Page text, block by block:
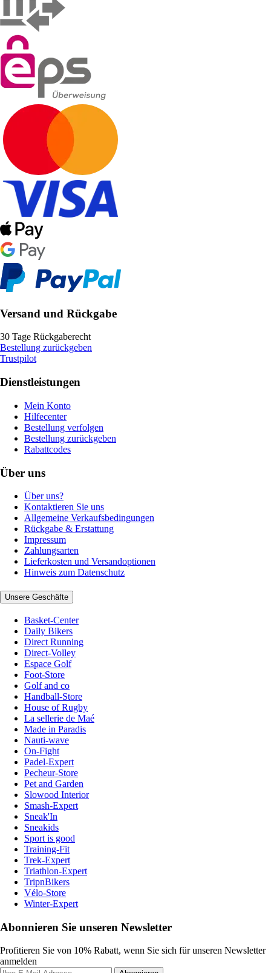
Versand und Rückgabe
30 Tage Rückgaberecht
Bestellung zurückgeben
Trustpilot
Dienstleistungen
Mein Konto
Hilfecenter
Bestellung verfolgen
Bestellung zurückgeben
Rabattcodes
Über uns
Über uns?
Kontaktieren Sie uns
Allgemeine Verkaufsbedingungen
Rückgabe & Erstattung
Impressum
Zahlungsarten
Lieferkosten und Versandoptionen
Hinweis zum Datenschutz
Unsere Geschäfte
Basket-Center
Daily Bikers
Direct Running
Direct-Volley
Espace Golf
Foot-Store
Golf and co
Handball-Store
House of Rugby
La sellerie de Maé
Made in Paradis
Nauti-wave
On-Fight
Padel-Expert
Pecheur-Store
Pet and Garden
Slowood Interior
Smash-Expert
Sneak'In
Sneakids
Sport is good
Training-Fit
Trek-Expert
Triathlon-Expert
TripnBikers
Vélo-Store
Winter-Expert
Abonnieren Sie unseren Newsletter
Profitieren Sie von 10% Rabatt, wenn Sie sich für unseren Newsletter
anmelden